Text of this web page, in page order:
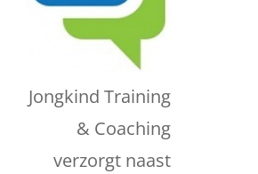
Jongkind Training
& Coaching
verzorgt naast